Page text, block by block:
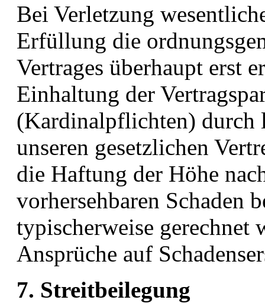
Bei Verletzung
Erfüllung die
Vertrages überhaupt erst
Einhaltung der
(Kardinalpflichten) durch
unseren gesetzlichen
die Haftung der Höhe
vorhersehbaren Schaden
typischerweise gerechnet
Ansprüche auf
7. Streitbeilegung